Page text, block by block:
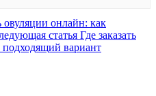
овуляции онлайн: как
статья Следующая
запись:
Где заказать
вариант